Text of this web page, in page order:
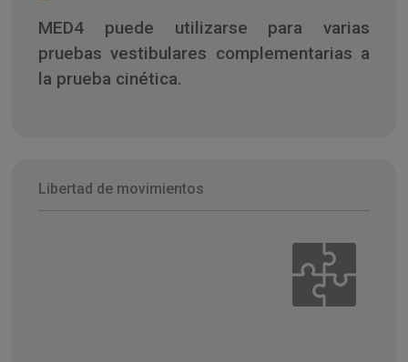
MED4 puede utilizarse para varias
pruebas vestibulares complementarias a
la prueba cinética.
Libertad de movimientos